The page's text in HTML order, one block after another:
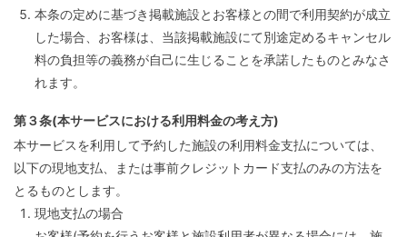
本条の定めに基づき掲載施設とお客様との間で利用契約が成立
した場合、お客様は、当該掲載施設にて別途定めるキャンセル
料の負担等の義務が自己に生じることを承諾したものとみなさ
れます。
第３条(本サービスにおける利用料金の考え方)
本サービスを利用して予約した施設の利用料金支払については、
以下の現地支払、または事前クレジットカード支払のみの方法を
とるものとします。
現地支払の場合